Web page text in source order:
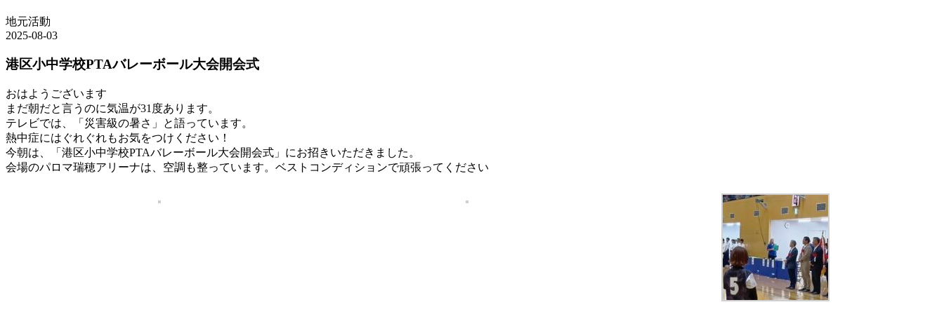
地元活動
2025-08-03
港区小中学校PTAバレーボール大会開会式
おはようございます
まだ朝だと言うのに気温が31度あります。
テレビでは、「災害級の暑さ」と語っています。
熱中症にはぐれぐれもお気をつけください！
今朝は、「港区小中学校PTAバレーボール大会開会式」にお招きいただきました。
会場のパロマ瑞穂アリーナは、空調も整っています。ベストコンディションで頑張ってください